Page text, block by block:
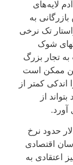
بە
تک نرخی
شوک
تجار بزرگ
ممکن است
کمتر از
از
حدود نرخ
اقتصادی
بە